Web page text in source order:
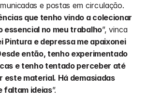
e postas em circulação.
que tenho vindo a colecionar
essencial no meu trabalho”, vinca
Pintura e depressa me apaixonei
então, tenho experimentado
e tenho tentado perceber até
este material. Há demasiadas
faltam ideias”.